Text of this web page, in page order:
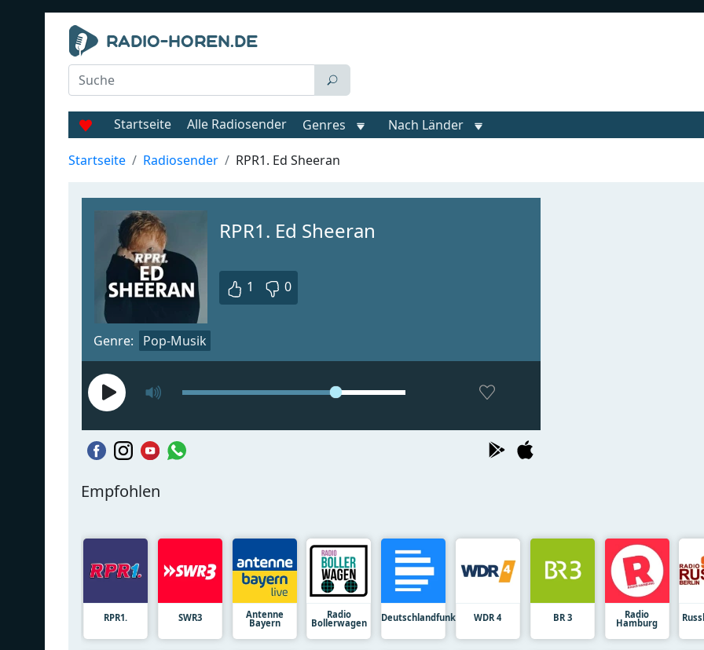
Startseite Alle Radiosender Genres Nach Länder
Startseite Radiosender RPR1. Ed Sheeran
RPR1. Ed Sheeran
1 0
Genre: Pop-Musik
Empfohlen
RPR1. SWR3 Antenne
Bayern
Radio
Bollerwagen Deutschlandfunk WDR 4 BR 3 Radio
Hamburg